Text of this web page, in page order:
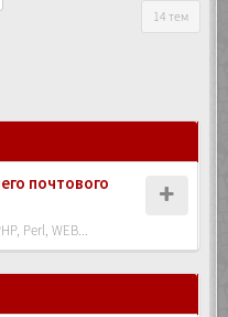
14 тем
почтового
Perl, WEB...